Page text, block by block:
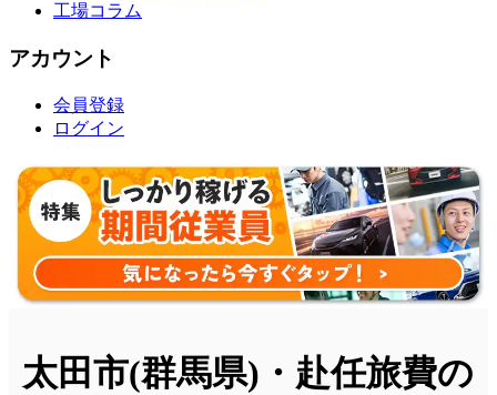
工場コラム
アカウント
会員登録
ログイン
太田市(群馬県)・赴任旅費の